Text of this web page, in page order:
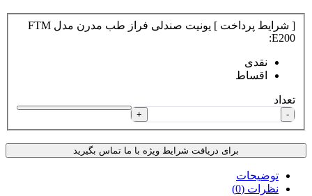
[ شرایط پرداخت ] یونیت صندلی فراز طب مدرن مدل FTM
E200:
نقدی
اقساط
تعداد
-
+
برای دریافت شرایط ویژه با ما تماس بگیرید
توضیحات
نظرات (0)